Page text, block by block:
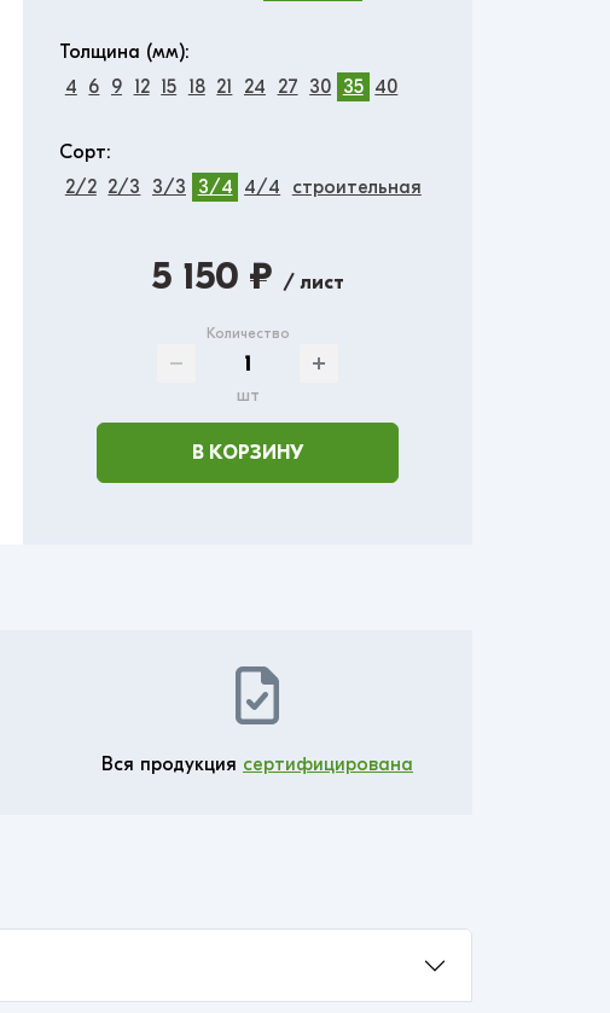
Толщина (мм):
4
6 9 12 15 18 21 24 27 30 35 40
Сорт:
2/2 2/3 3/3 3/4 4/4 строительная
5 150 ₽ / лист
Количество
шт
В КОРЗИНУ
Вся продукция сертифицирована